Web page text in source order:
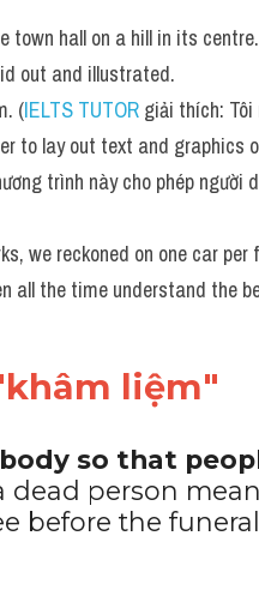
town hall on a hill in its centre.
out and illustrated.
(IELTS TUTOR giải thích:
to lay out text and graphics
trình này cho phép người
we reckoned on one car per
all the time understand the
liệm"
so that
dead person
before the